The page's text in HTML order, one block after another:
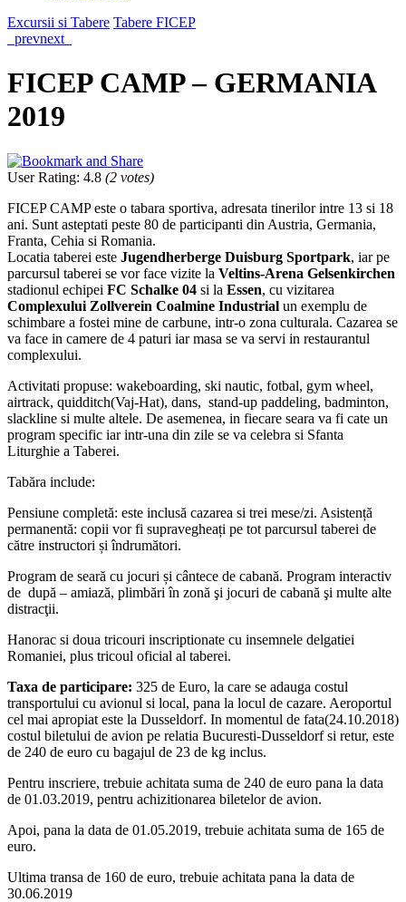
Excursii si Tabere Tabere FICEP
prevnext
FICEP CAMP – GERMANIA
2019
User Rating: 4.8 (2 votes)
FICEP CAMP este o tabara sportiva, adresata tinerilor intre 13 si 18
ani. Sunt asteptati peste 80 de participanti din Austria, Germania,
Franta, Cehia si Romania.
Locatia taberei este Jugendherberge Duisburg Sportpark, iar pe
parcursul taberei se vor face vizite la Veltins-Arena Gelsenkirchen
stadionul echipei FC Schalke 04 si la Essen, cu vizitarea
Complexului Zollverein Coalmine Industrial un exemplu de
schimbare a fostei mine de carbune, intr-o zona culturala. Cazarea se
va face in camere de 4 paturi iar masa se va servi in restaurantul
complexului.
Activitati propuse: wakeboarding, ski nautic, fotbal, gym wheel,
airtrack, quidditch(Vaj-Hat), dans, stand-up paddeling, badminton,
slackline si multe altele. De asemenea, in fiecare seara va fi cate un
program specific iar intr-una din zile se va celebra si Sfanta
Liturghie a Taberei.
Tabăra include:
Pensiune completă: este inclusă cazarea si trei mese/zi. Asistență
permanentă: copii vor fi supravegheați pe tot parcursul taberei de
către instructori și îndrumători.
Program de seară cu jocuri și cântece de cabană. Program interactiv
de după – amiază, plimbări în zonă şi jocuri de cabană şi multe alte
distracţii.
Hanorac si doua tricouri inscriptionate cu insemnele delgatiei
Romaniei, plus tricoul oficial al taberei.
Taxa de participare: 325 de Euro, la care se adauga costul
transportului cu avionul si local, pana la locul de cazare. Aeroportul
cel mai apropiat este la Dusseldorf. In momentul de fata(24.10.2018)
costul biletului de avion pe relatia Bucuresti-Dusseldorf si retur, este
de 240 de euro cu bagajul de 23 de kg inclus.
Pentru inscriere, trebuie achitata suma de 240 de euro pana la data
de 01.03.2019, pentru achizitionarea biletelor de avion.
Apoi, pana la data de 01.05.2019, trebuie achitata suma de 165 de
euro.
Ultima transa de 160 de euro, trebuie achitata pana la data de
30.06.2019